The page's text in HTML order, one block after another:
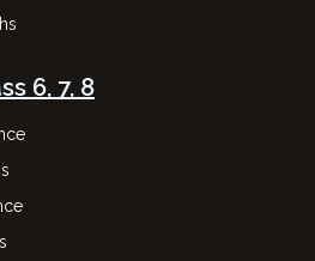
6, 7, 8